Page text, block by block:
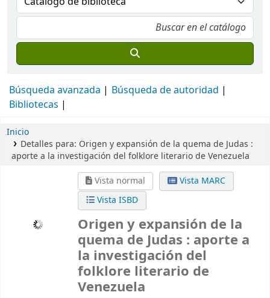
Búsqueda avanzada
Búsqueda de autoridad
Bibliotecas
Inicio
Detalles para: Origen y expansión de la quema de Judas :
aporte a la investigación del folklore literario de Venezuela
Vista normal
Vista MARC
Vista ISBD
Origen y expansión de la
quema de Judas : aporte a
la investigación del
folklore literario de
Venezuela